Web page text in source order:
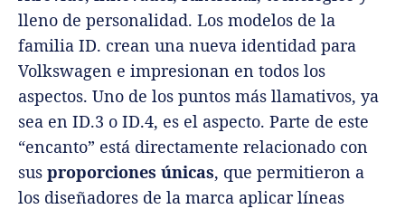
lleno de personalidad. Los modelos de la
familia ID. crean una nueva identidad para
Volkswagen e impresionan en todos los
aspectos. Uno de los puntos más llamativos, ya
sea en ID.3 o ID.4, es el aspecto. Parte de este
“encanto” está directamente relacionado con
sus proporciones únicas, que permitieron a
los diseñadores de la marca aplicar líneas